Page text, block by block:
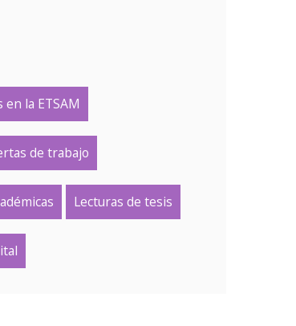
en la ETSAM
de trabajo
Lecturas de tesis